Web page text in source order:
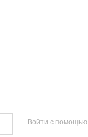
Войти с помощью